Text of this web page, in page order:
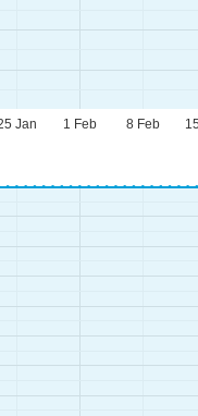
1 Feb
Jan 8 Feb